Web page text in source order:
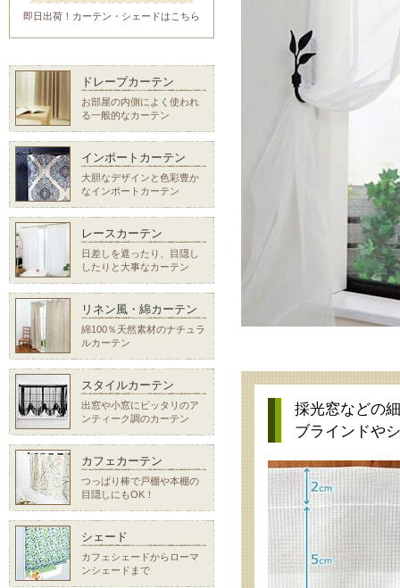
採光窓などの
ブラインドや
即日出荷！カーテン・シェードはこちら
ドレープカーテン
お部屋の内側によく使われ
る一般的なカーテン
インポートカーテン
大胆なデザインと色彩豊か
なインポートカーテン
レースカーテン
日差しを遮ったり、目隠し
したりと大事なカーテン
リネン風・綿カーテン
綿100％天然素材のナチュラ
ルカーテン
スタイルカーテン
出窓や小窓にピッタリのア
ンティーク調のカーテン
カフェカーテン
つっぱり棒で戸棚や本棚の
目隠しにもOK！
シェード
カフェシェードからローマ
ンシェードまで